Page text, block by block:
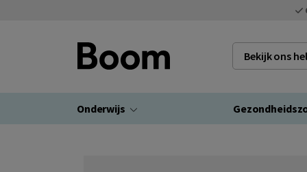
Bekijk ons
Onderwijs